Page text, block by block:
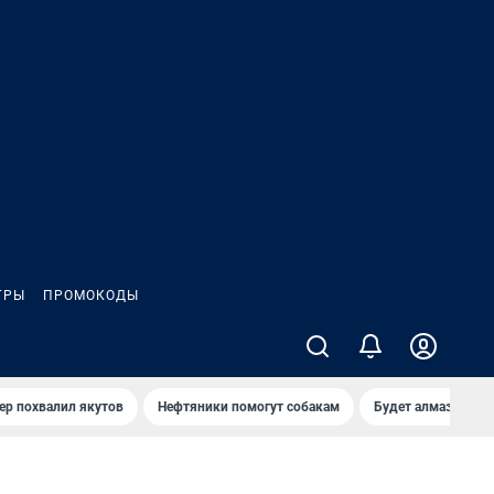
ПРОМОКОДЫ
похвалил якутов Нефтяники помогут собакам Будет алмазный